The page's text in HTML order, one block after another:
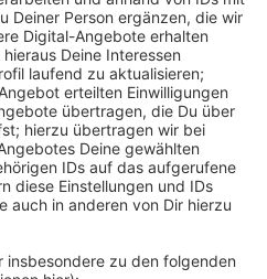
Europakolleg: Fahrten
Fahrt um 7.01 Uhr ab
Straße: Fahrt
Straße: